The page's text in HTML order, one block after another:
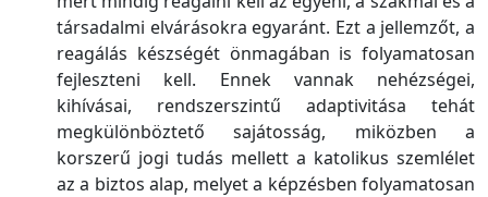
társadalmi elvárásokra egyaránt. Ezt a jellemzőt, a
reagálás készségét önmagában is folyamatosan
fejleszteni kell. Ennek vannak nehézségei,
kihívásai, rendszerszintű adaptivitása tehát
megkülönböztető sajátosság, miközben a
korszerű jogi tudás mellett a katolikus szemlélet
az a biztos alap, melyet a képzésben folyamatosan